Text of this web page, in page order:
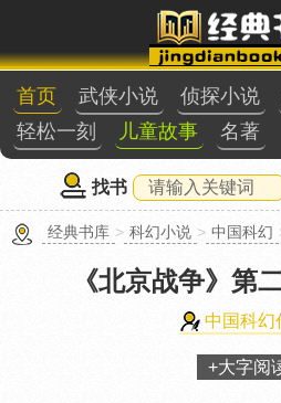
首页 武侠小说 侦探小说
轻松一刻
儿童故事 名著
找书
经典书库 > 科幻小说 > 中国科幻
《北京战争》 第
中国科幻
+大字阅